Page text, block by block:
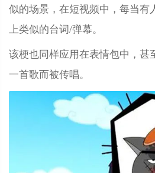
似的场景，在短视频中，每当有
上类似的台词/弹幕。
该梗也同样应用在表情包中，甚
一首歌而被传唱。